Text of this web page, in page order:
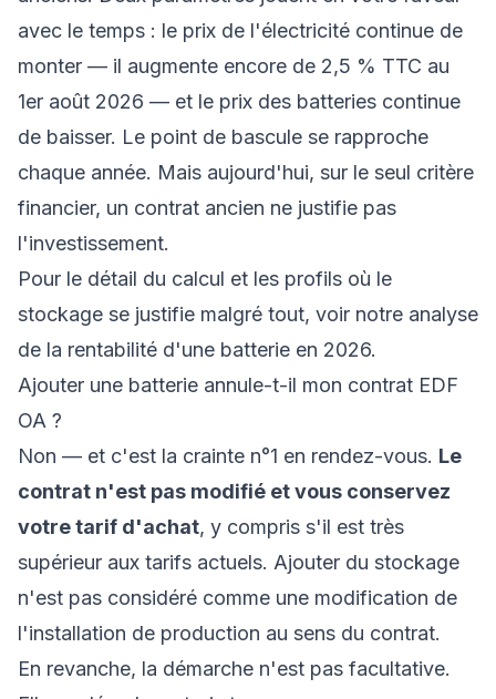
avec le temps : le prix de l'électricité continue de
monter — il augmente encore de 2,5 % TTC au
1er août 2026 — et le prix des batteries continue
de baisser. Le point de bascule se rapproche
chaque année. Mais aujourd'hui, sur le seul critère
financier, un contrat ancien ne justifie pas
l'investissement.
Pour le détail du calcul et les profils où le
stockage se justifie malgré tout, voir notre analyse
de la rentabilité d'une batterie en 2026.
Ajouter une batterie annule-t-il mon contrat EDF
OA ?
Non — et c'est la crainte n°1 en rendez-vous. Le
contrat n'est pas modifié et vous conservez
votre tarif d'achat, y compris s'il est très
supérieur aux tarifs actuels. Ajouter du stockage
n'est pas considéré comme une modification de
l'installation de production au sens du contrat.
En revanche, la démarche n'est pas facultative.